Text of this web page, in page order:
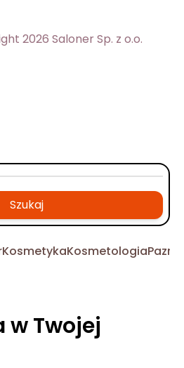
2026 Saloner Sp. z o.o.
Szukaj
KosmetykaKosmetologia
w Twojej